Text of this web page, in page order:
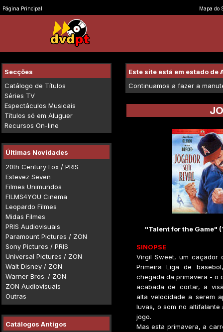
Página Principal Mapa do
Secções
Catálogo de Títulos
Séries TV
Espectáculos Musicais
Títulos só em Aluguer
Recursos On-line
Últimas Novidades
20th Century Fox / PRIS
Estevez Seven
Filmes Unimundos
FILMS4YOU Cinema
Leopardo Filmes
Midas Filmes
PRIS Audiovisuais
Paramount Pictures / ZON
Sony Pictures / PRIS
Universal Pictures / ZON
Walt Disney / ZON
Warner Bros. / ZON
ZON Audiovisuais
Outras
Catálogos Antigos
Este site está em estado de
Continuamos a fazer a
"Talent for the Game"
SINOPSE
Virgil Sweet, um caçador
Primeira Liga de
chegada da primavera - o
acabada de cortar, a
alta velocidade a serem
luvas, o som no altifalante
jogo.
Mas esta primavera, a